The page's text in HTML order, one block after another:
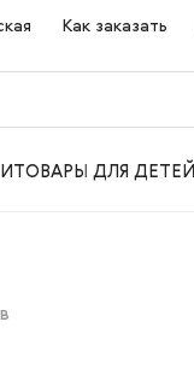
Как заказать
ТОВАРЫ ДЛЯ ДЕТЕЙ